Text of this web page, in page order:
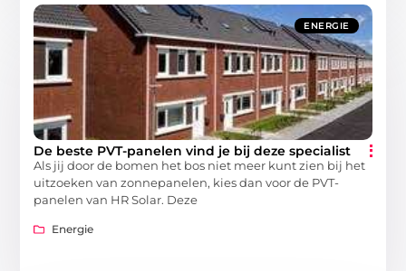
ENERGIE
De beste PVT-panelen vind je bij deze specialist
Als jij door de bomen het bos niet meer kunt zien bij het
uitzoeken van zonnepanelen, kies dan voor de PVT-
panelen van HR Solar. Deze
Energie